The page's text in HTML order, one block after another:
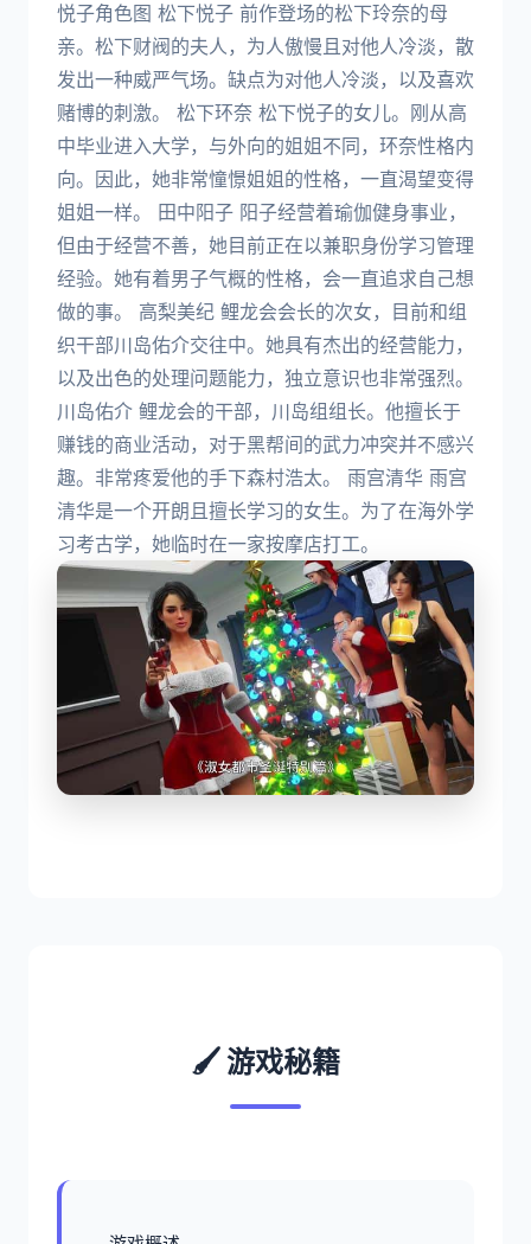
悦子角色图 松下悦子 前作登场的松下玲奈的母
亲。松下财阀的夫人，为人傲慢且对他人冷淡，散
发出一种威严气场。缺点为对他人冷淡，以及喜欢
赌博的刺激。 松下环奈 松下悦子的女儿。刚从高
中毕业进入大学，与外向的姐姐不同，环奈性格内
向。因此，她非常憧憬姐姐的性格，一直渴望变得
姐姐一样。 田中阳子 阳子经营着瑜伽健身事业，
但由于经营不善，她目前正在以兼职身份学习管理
经验。她有着男子气概的性格，会一直追求自己想
做的事。 高梨美纪 鲤龙会会长的次女，目前和组
织干部川岛佑介交往中。她具有杰出的经营能力，
以及出色的处理问题能力，独立意识也非常强烈。
川岛佑介 鲤龙会的干部，川岛组组长。他擅长于
赚钱的商业活动，对于黑帮间的武力冲突并不感兴
趣。非常疼爱他的手下森村浩太。 雨宫清华 雨宫
清华是一个开朗且擅长学习的女生。为了在海外学
习考古学，她临时在一家按摩店打工。
🖌️ 游戏秘籍